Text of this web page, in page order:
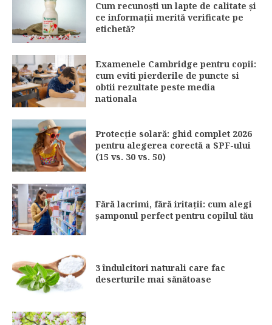
Cum recunoști un lapte de calitate și
ce informații merită verificate pe
etichetă?
Examenele Cambridge pentru copii:
cum eviti pierderile de puncte si
obtii rezultate peste media
nationala
Protecție solară: ghid complet 2026
pentru alegerea corectă a SPF-ului
(15 vs. 30 vs. 50)
Fără lacrimi, fără iritații: cum alegi
șamponul perfect pentru copilul tău
3 îndulcitori naturali care fac
deserturile mai sănătoase